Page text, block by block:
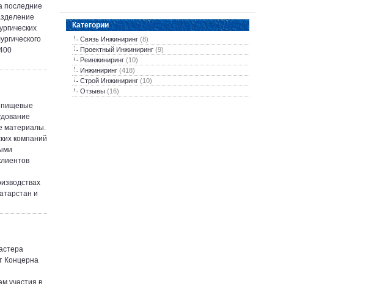
последние
пищевые
материалы.
компаний
и
Концерна
участия в
Категории
Связь Инжиниринг (8)
Проектный Инжиниринг (9)
Реинжиниринг (10)
Инжиниринг (418)
Строй Инжиниринг (10)
Отзывы (16)